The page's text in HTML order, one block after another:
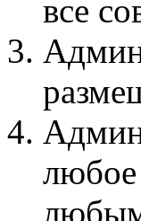
все
любое